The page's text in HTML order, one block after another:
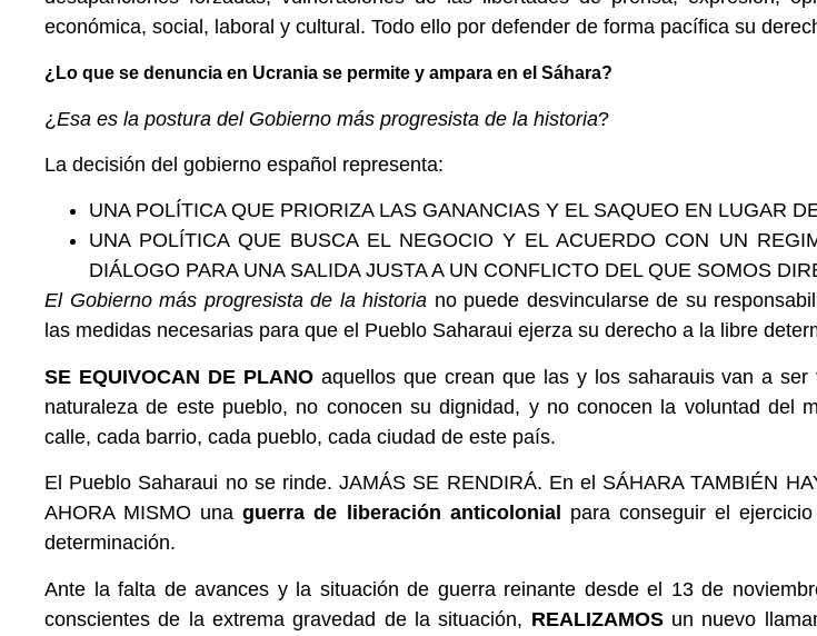
económica, social, laboral y cultural. Todo ello por defender de forma pacífica su
¿Lo que se denuncia en Ucrania se permite y ampara en el Sáhara?
¿ Esa es la postura del Gobierno más progresista de la historia?
La decisión del gobierno español representa:
UNA POLÍTICA QUE PRIORIZA LAS GANANCIAS Y EL SAQUEO EN LUGAR
UNA POLÍTICA QUE BUSCA EL NEGOCIO Y EL ACUERDO CON UN
DIÁLOGO PARA UNA SALIDA JUSTA A UN CONFLICTO DEL QUE SOMOS
El Gobierno más progresista de la historia no puede desvincularse de su
las medidas necesarias para que el Pueblo Saharaui ejerza su derecho a la libre
SE EQUIVOCAN DE PLANO aquellos que crean que las y los saharauis van a
naturaleza de este pueblo, no conocen su dignidad, y no conocen la voluntad del
calle, cada barrio, cada pueblo, cada ciudad de este país.
El Pueblo Saharaui no se rinde. JAMÁS SE RENDIRÁ. En el SÁHARA TAMBIÉN
AHORA MISMO unaguerra de liberación anticolonial para conseguir el
determinación.
Ante la falta de avances y la situación de guerra reinante desde el 13 de
conscientes de la extrema gravedad de la situación, REALIZAMOS un nuevo